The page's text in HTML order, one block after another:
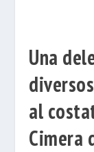
Una
al
Cimera